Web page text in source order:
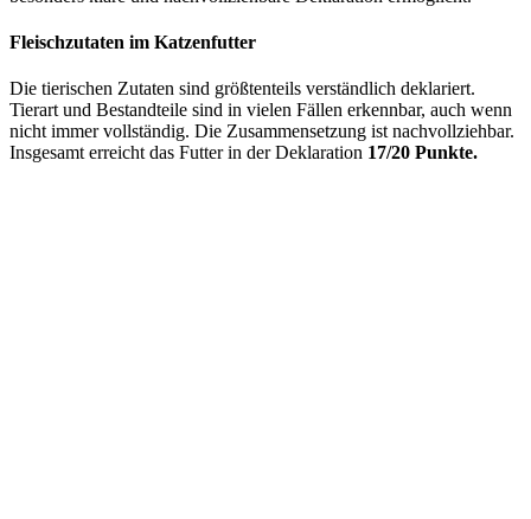
Fleischzutaten im Katzenfutter
Die tierischen Zutaten sind größtenteils verständlich deklariert.
Tierart und Bestandteile sind in vielen Fällen erkennbar, auch wenn
nicht immer vollständig. Die Zusammensetzung ist nachvollziehbar.
Insgesamt erreicht das Futter in der Deklaration 17/20 Punkte.